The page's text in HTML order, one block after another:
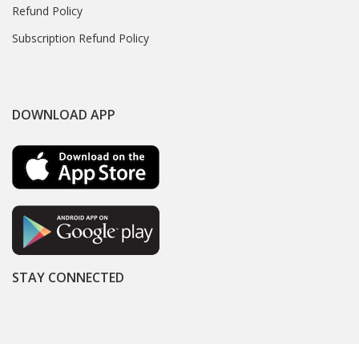
Refund Policy
Subscription Refund Policy
DOWNLOAD APP
STAY CONNECTED